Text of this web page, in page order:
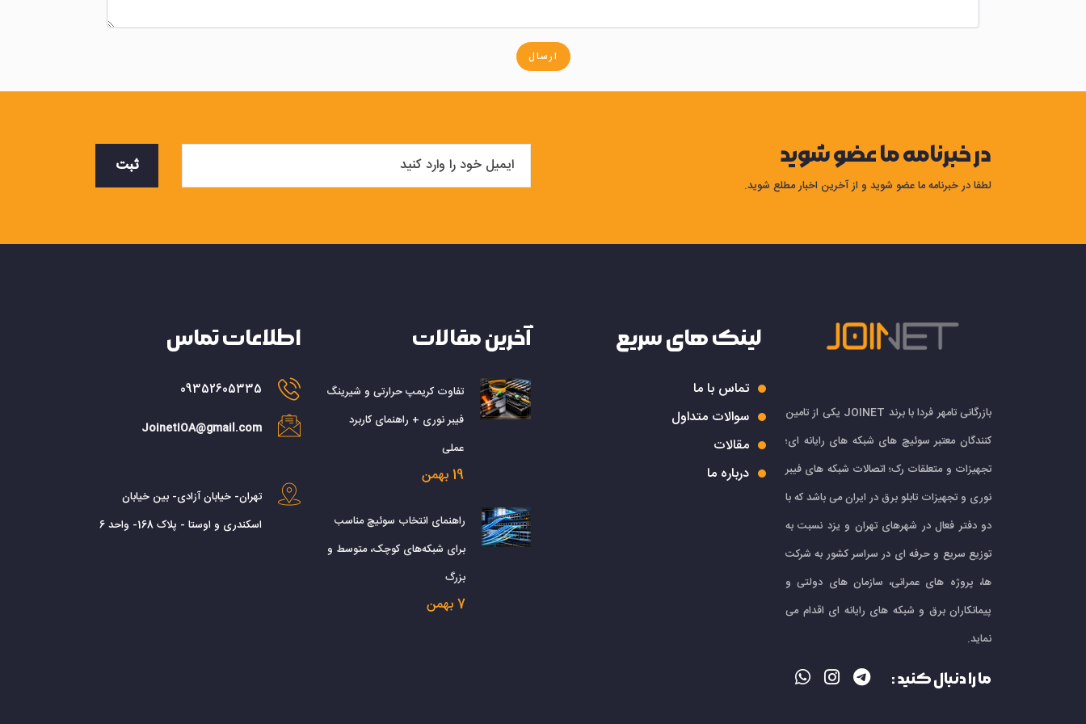
ارسال
در خبرنامه ما عضو شوید
لطفا در خبرنامه ما عضو شوید و از آخرین اخبار مطلع شوید.
ثبت
بازرگانی تامهر فردا با برند JOINET یکی از تامین
کنندگان معتبر سوئیچ های شبکه های رایانه ای؛
تجهیزات و متعلقات رک؛ اتصالات شبکه های فیبر
نوری و تجهیزات تابلو برق در ایران می باشد که با
دو دفتر فعال در شهرهای تهران و یزد نسبت به
توزیع سریع و حرفه ای در سراسر کشور به شرکت
ها، پروژه های عمرانی، سازمان های دولتی و
پیمانکاران برق و شبکه های رایانه ای اقدام می
نماید.
ما را دنبال کنید :
لینک های سریع
تماس با ما
سوالات متداول
مقالات
درباره ما
آخرین مقالات
تفاوت کریمپ حرارتی و شیرینگ
فیبر نوری + راهنمای کاربرد
عملی
19 بهمن
راهنمای انتخاب سوئیچ مناسب
برای شبکه‌های کوچک، متوسط و
بزرگ
7 بهمن
اطلاعات تماس
09352605335
JoinetIOA@gmail.com
تهران- خیابان آزادی- بین خیابان
اسکندری و اوستا - پلاک 168- واحد 6